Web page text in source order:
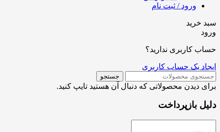
ورود / ثبت نام
سبد خرید
ورود
حساب کاربری ندارید؟
ایجاد یک حساب کاربری
جستجو
برای دیدن محصولاتی که دنبال آن هستید تایپ کنید.
دلیل بازپرداخت